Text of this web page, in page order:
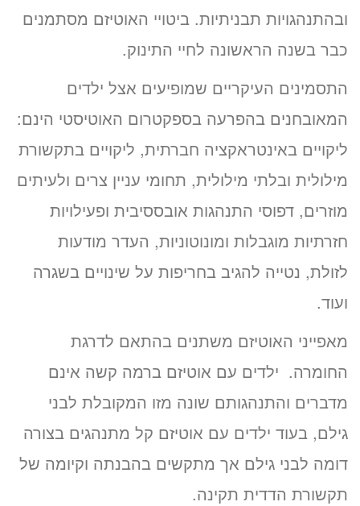
ובהתנהגויות תבניתיות. ביטויי האוטיזם מסתמנים
כבר בשנה הראשונה לחיי התינוק.
התסמינים העיקריים שמופיעים אצל ילדים
המאובחנים בהפרעה בספקטרום האוטיסטי הינם:
ליקויים באינטראקציה חברתית, ליקויים בתקשורת
מילולית ובלתי מילולית, תחומי עניין צרים ולעיתים
מוזרים, דפוסי התנהגות אובססיבית ופעילויות
חזרתיות מוגבלות ומונוטוניות, העדר מודעות
לזולת, נטייה להגיב בחריפות על שינויים בשגרה
ועוד.
מאפייני האוטיזם משתנים בהתאם לדרגת
החומרה. ילדים עם אוטיזם ברמה קשה אינם
מדברים והתנהגותם שונה מזו המקובלת לבני
גילם, בעוד ילדים עם אוטיזם קל מתנהגים בצורה
דומה לבני גילם אך מתקשים בהבנתה וקיומה של
תקשורת הדדית תקינה.